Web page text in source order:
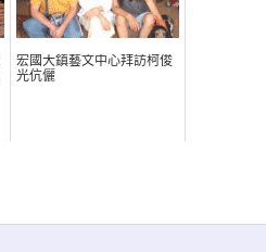
宏國大鎮藝文中心拜訪柯俊
光伉儷